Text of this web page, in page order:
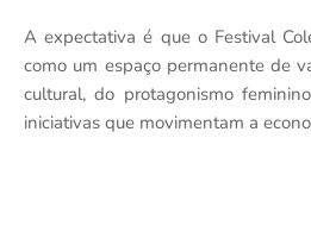
A expectativa é que o Festival
como um espaço permanente de
cultural, do protagonismo
iniciativas que movimentam a